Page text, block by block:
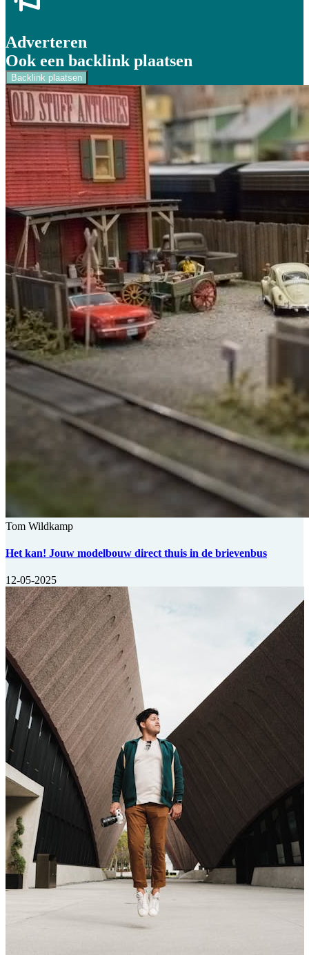
Adverteren
Ook een backlink plaatsen
Backlink plaatsen
Tom Wildkamp
Het kan! Jouw modelbouw direct thuis in de brievenbus
12-05-2025